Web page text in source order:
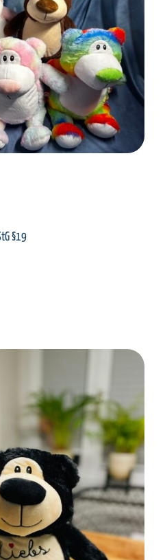
/ DETAILS
§19
/ DETAILS